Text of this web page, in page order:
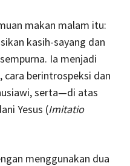
makan malam itu:
kasih-sayang dan
Ia menjadi
cara berintrospeksi dan
serta—di atas
Yesus (Imitatio
menggunakan dua